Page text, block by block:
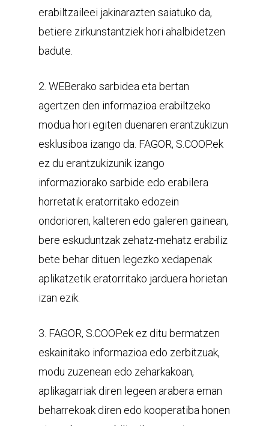
erabiltzaileei jakinarazten saiatuko da,
betiere zirkunstantziek hori ahalbidetzen
badute.
2. WEBerako sarbidea eta bertan
agertzen den informazioa erabiltzeko
modua hori egiten duenaren erantzukizun
esklusiboa izango da. FAGOR, S.COOP.ek
ez du erantzukizunik izango
informaziorako sarbide edo erabilera
horretatik eratorritako edozein
ondorioren, kalteren edo galeren gainean,
bere eskuduntzak zehatz-mehatz erabiliz
bete behar dituen legezko xedapenak
aplikatzetik eratorritako jarduera horietan
izan ezik.
3. FAGOR, S.COOP.ek ez ditu bermatzen
eskainitako informazioa edo zerbitzuak,
modu zuzenean edo zeharkakoan,
aplikagarriak diren legeen arabera eman
beharrekoak diren edo kooperatiba honen